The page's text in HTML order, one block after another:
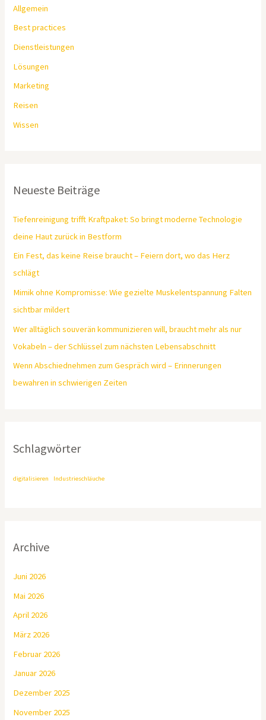
Allgemein
Best practices
Dienstleistungen
Lösungen
Marketing
Reisen
Wissen
Neueste Beiträge
Tiefenreinigung trifft Kraftpaket: So bringt moderne Technologie
deine Haut zurück in Bestform
Ein Fest, das keine Reise braucht – Feiern dort, wo das Herz
schlägt
Mimik ohne Kompromisse: Wie gezielte Muskelentspannung Falten
sichtbar mildert
Wer alltäglich souverän kommunizieren will, braucht mehr als nur
Vokabeln – der Schlüssel zum nächsten Lebensabschnitt
Wenn Abschiednehmen zum Gespräch wird – Erinnerungen
bewahren in schwierigen Zeiten
Schlagwörter
digitalisieren Industrieschläuche
Archive
Juni 2026
Mai 2026
April 2026
März 2026
Februar 2026
Januar 2026
Dezember 2025
November 2025